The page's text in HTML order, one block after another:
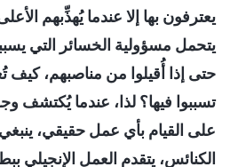
يعترفون بها إلا عندما يُهذِّبهم
يتحمل مسؤولية الخسائر التي
حتى إذا أُقيلوا من مناصبهم، كيف
تسببوا فيها؟ لذا، عندما يُكتشف
على القيام بأي عمل حقيقي،
الكنائس، يتقدم العمل الإنجيلي